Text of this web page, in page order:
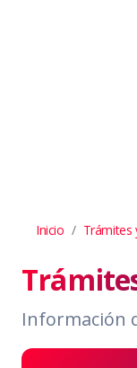
Inicio Trámites
Información